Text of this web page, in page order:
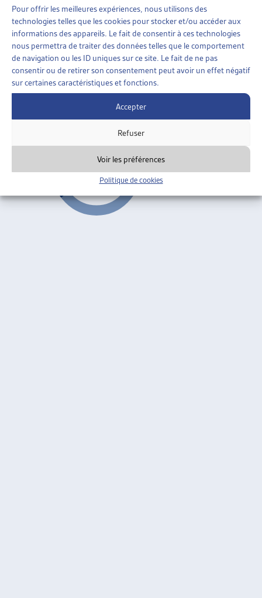
Pour offrir les meilleures expériences, nous utilisons des
technologies telles que les cookies pour stocker et/ou accéder aux
informations des appareils. Le fait de consentir à ces technologies
nous permettra de traiter des données telles que le comportement
de navigation ou les ID uniques sur ce site. Le fait de ne pas
consentir ou de retirer son consentement peut avoir un effet négatif
sur certaines caractéristiques et fonctions.
Accepter
Refuser
Voir les préférences
Politique de cookies
MIGRATIONS »ASILE»RÉVISIONS DIVERSES
RÉVISION PARTIELLE DE LA LOI SUR L’ASILE
(LASI) 2006
Secrétariat d’Etat aux migrations